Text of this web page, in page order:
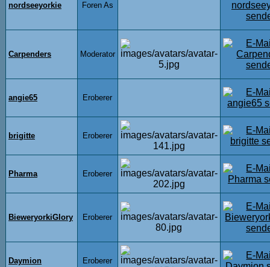
nordseeyorkie Foren As
Carpenders Moderator
angie65 Eroberer
brigitte Eroberer
Pharma Eroberer
BieweryorkiGlory Eroberer
Daymion Eroberer